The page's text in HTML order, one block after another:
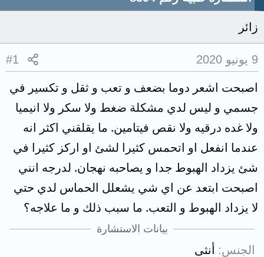
زائر
9 يونيو 2020 #1
اصبحت اشعر دوما بضعف و تعب و ثقل و تكسير في
جسمي و ليس لدي مشكلة ضغط ولا سكر ولا انيميا
ولا غده درقيه ولا نقص فيتامين. ما يقلقني اكثر انه
عندما انفعل او اتحمس كثيرا لشئ او اركز كثيرا في
شئ يزداد الهبوط جدا و يصاحبه نهجان. لدرجه انني
اصبحت ابتعد عن اي شي يشعلل الحماس لدي حتي
لا يزداد الهبوط و التعب. ما سبب ذلك و ما علاجه؟
بيانات الاستشارة
الجنس
أنثى